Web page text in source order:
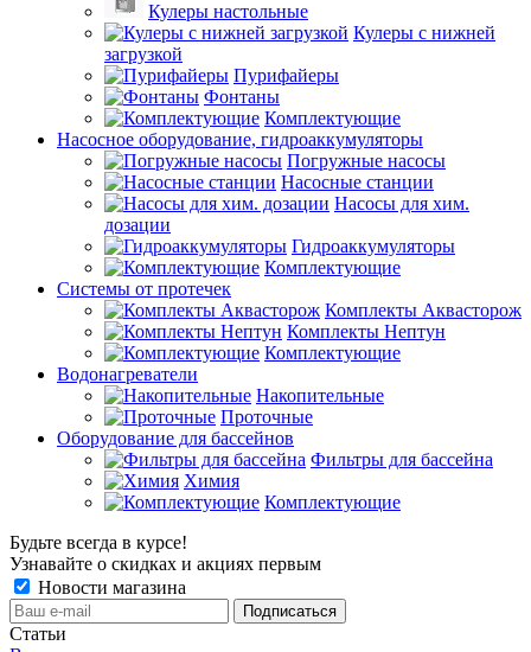
Кулеры настольные
Кулеры с нижней
загрузкой
Пурифайеры
Фонтаны
Комплектующие
Насосное оборудование, гидроаккумуляторы
Погружные насосы
Насосные станции
Насосы для хим.
дозации
Гидроаккумуляторы
Комплектующие
Системы от протечек
Комплекты Аквасторож
Комплекты Нептун
Комплектующие
Водонагреватели
Накопительные
Проточные
Оборудование для бассейнов
Фильтры для бассейна
Химия
Комплектующие
Будьте всегда в курсе!
Узнавайте о скидках и акциях первым
Новости магазина
Статьи